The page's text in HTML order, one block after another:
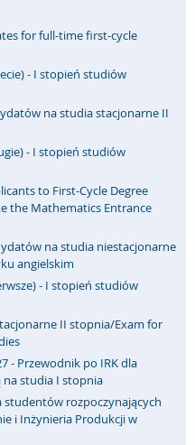
for full-time first-cycle
- I stopień studiów
na studia stacjonarne II
- I stopień studiów
to First-Cycle Degree
the Mathematics Entrance
na studia niestacjonarne
angielskim
- I stopień studiów
II stopnia/Exam for
- Przewodnik po IRK dla
studia I stopnia
studentów rozpoczynających
i Inżynieria Produkcji w